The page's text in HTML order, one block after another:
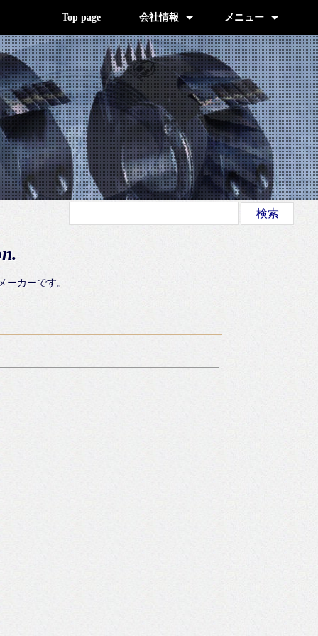
Top page 会社情報
交通のご案内 (地図)
採用情報
経営理念、品質方針、沿革
技術と設備
ご来訪謝辞
環境への取組み
メニュー
公式blog (新着情報)
Products (製品のご案内)
お薦めのWebサイト
ウェブポリシー
サイトマップ
お問い合わせ
カーです。